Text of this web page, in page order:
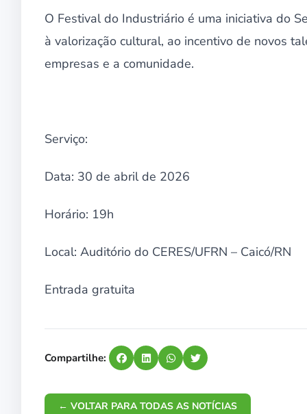
O Festival do Industriário é uma iniciativa do
à valorização cultural, ao incentivo de novos
empresas e a comunidade.
Serviço:
Data: 30 de abril de 2026
Horário: 19h
Local: Auditório do CERES/UFRN – Caicó/RN
Entrada gratuita
Compartilhe:
← VOLTAR PARA TODAS AS NOTÍCIAS